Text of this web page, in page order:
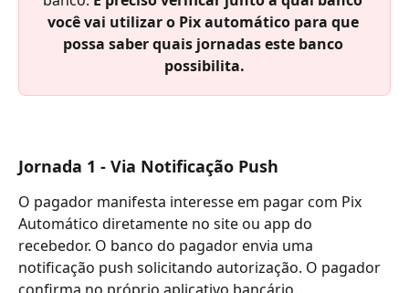
você vai utilizar o Pix automático para que
possa saber quais jornadas este banco
possibilita.
Jornada 1 - Via Notificação Push
O pagador manifesta interesse em pagar com Pix
Automático diretamente no site ou app do
recebedor. O banco do pagador envia uma
notificação push solicitando autorização. O pagador